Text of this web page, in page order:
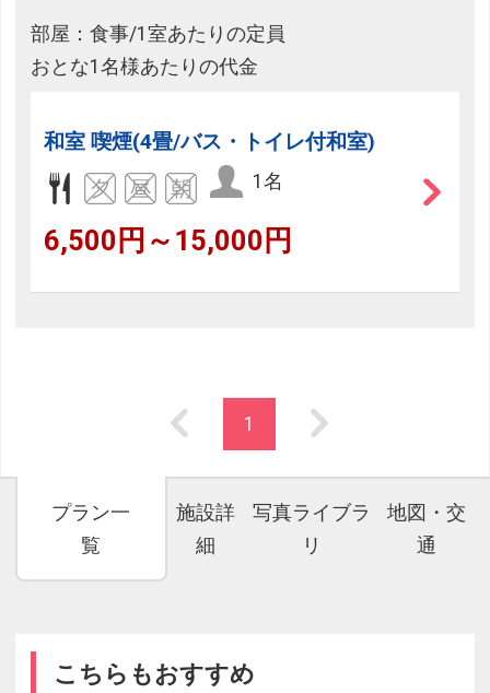
部屋：食事/1室あたりの定員
おとな1名様あたりの代金
和室 喫煙(4畳/バス・トイレ付和室)
1名
6,500円～15,000円
1
プラン一
覧
施設詳
細
写真ライブラ
リ
地図・交
通
こちらもおすすめ